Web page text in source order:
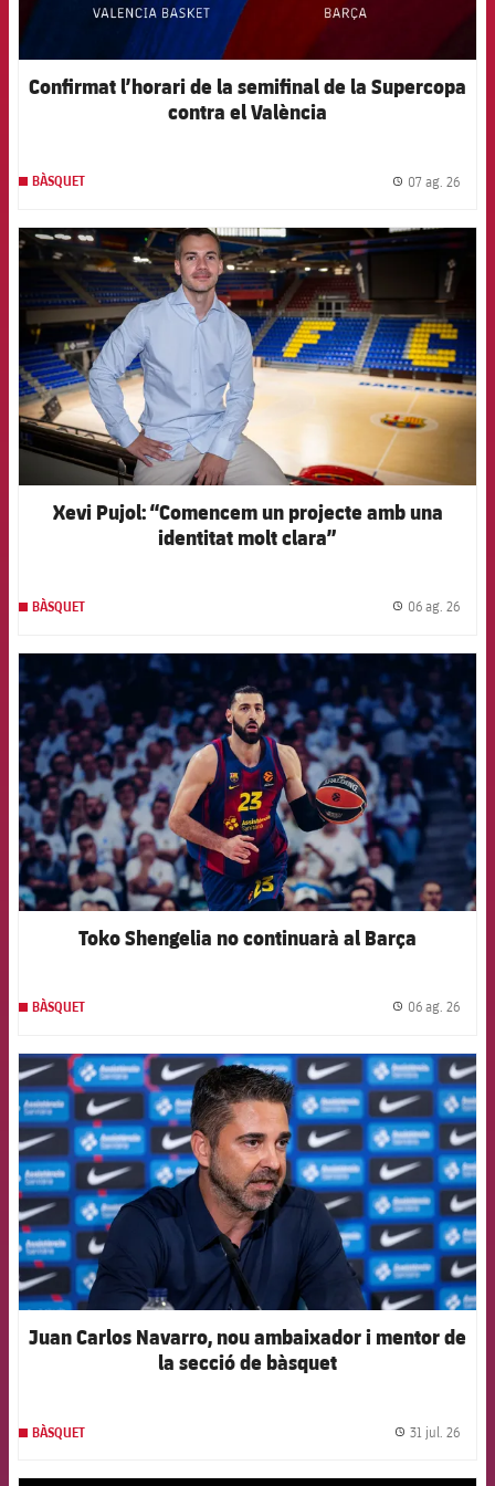
Confirmat l’horari de la semifinal de la Supercopa
contra el València
BÀSQUET 07 ag. 26
FCB Barcelona badge
Xevi Pujol: “Comencem un projecte amb una
identitat molt clara”
BÀSQUET 06 ag. 26
FCB Barcelona badge
Toko Shengelia no continuarà al Barça
BÀSQUET 06 ag. 26
FCB Barcelona badge
Juan Carlos Navarro, nou ambaixador i mentor de
la secció de bàsquet
BÀSQUET 31 jul. 26